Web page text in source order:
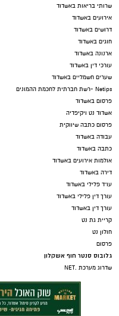
שרותי בריאות באשדוד
אירועים באשדוד
דרושים באשדוד
חוגים באשדוד
ארנונה באשדוד
עורכי דין באשדוד
שערים חשמליים באשדוד
Netips -רשת חברתית לחכמת ההמונים
פרסום באשדוד
אשדוד נט ויקיפדיה
פרסום כתבה שיווקית
עבודה באשדוד
כתבה באשדוד
אולמות אירועים באשדוד
דירה באשדוד
עו"ד פלילי באשדוד
עורך דין פלילי באשדוד
עורך דין באשדוד
קריית גת נט
חולון נט
פרסום
גלובוס סנטר חוף אשקלון
שדרוג מערכת .NET